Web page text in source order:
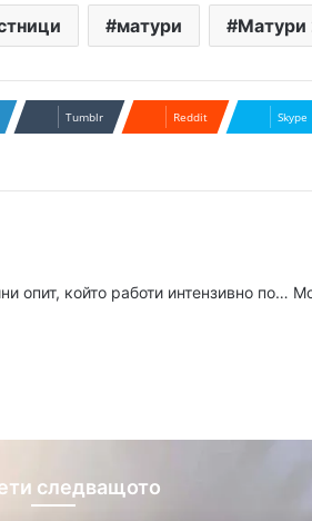
матури Матури
Tumblr Reddit Skype
опит, който работи интензивно по…
следващото